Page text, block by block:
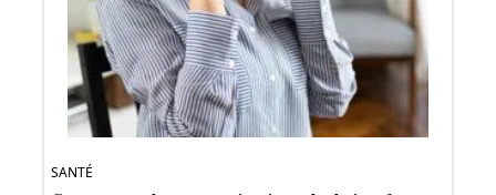
SANTÉ